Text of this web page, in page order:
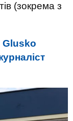
(зокрема з